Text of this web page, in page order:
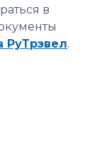
в
РуТрэвел.